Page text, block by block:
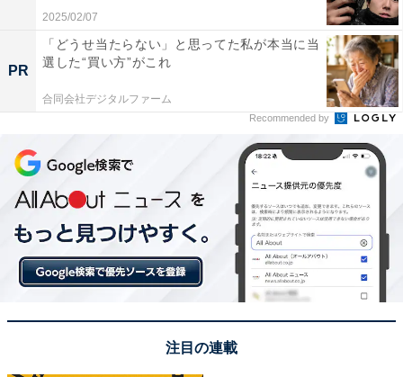
2025/02/07
PR
「どうせ当たらない」と思ってた私が本当に当
選した“買い方”がこれ
合同会社デジタルファーム
Recommended by
注目の連載